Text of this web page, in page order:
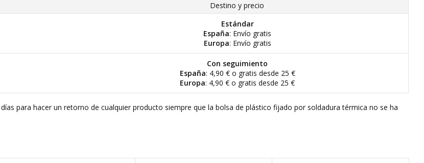
Destino y precio
Estándar
España: Envío gratis
Europa: Envío gratis
Con seguimiento
España: 4,90 € o gratis desde 25 €
Europa: 4,90 € o gratis desde 25 €
para hacer un retorno de cualquier producto siempre que la bolsa de plástico fijado por soldadura térmica no se ha